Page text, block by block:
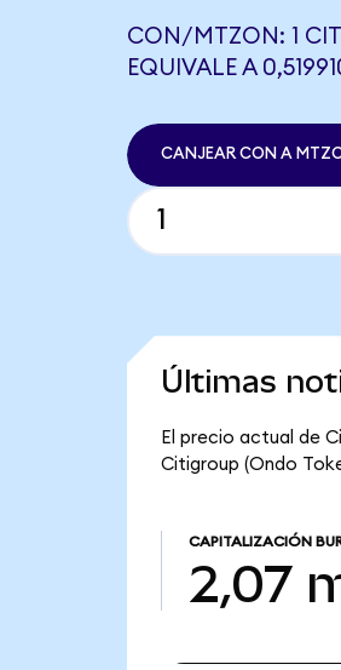
CON/MTZON: 1
EQUIVALE A
CANJEAR CON A
Últimas
El precio actual de
Citigroup (Ondo
CAPITALIZACIÓN
2,07